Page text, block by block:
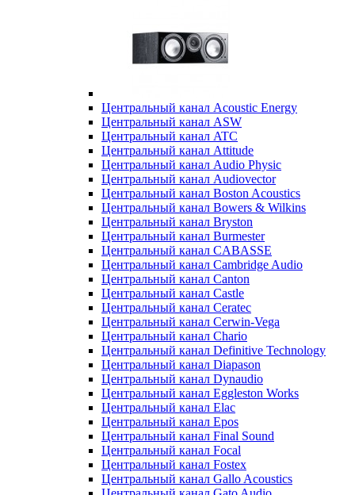
Центральный канал Acoustic Energy
Центральный канал ASW
Центральный канал ATC
Центральный канал Attitude
Центральный канал Audio Physic
Центральный канал Audiovector
Центральный канал Boston Acoustics
Центральный канал Bowers & Wilkins
Центральный канал Bryston
Центральный канал Burmester
Центральный канал CABASSE
Центральный канал Cambridge Audio
Центральный канал Canton
Центральный канал Castle
Центральный канал Ceratec
Центральный канал Cerwin-Vega
Центральный канал Chario
Центральный канал Definitive Technology
Центральный канал Diapason
Центральный канал Dynaudio
Центральный канал Eggleston Works
Центральный канал Elac
Центральный канал Epos
Центральный канал Final Sound
Центральный канал Focal
Центральный канал Fostex
Центральный канал Gallo Acoustics